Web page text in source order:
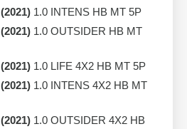
(2021) 1.0 INTENS HB MT 5P
(2021) 1.0 OUTSIDER HB MT
(2021) 1.0 LIFE 4X2 HB MT 5P
(2021) 1.0 INTENS 4X2 HB MT
(2021) 1.0 OUTSIDER 4X2 HB